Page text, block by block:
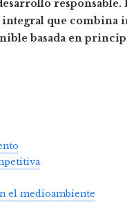
responsable.
que
basada en
el medioambiente